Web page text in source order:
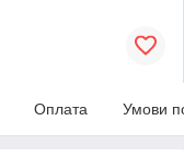
Оплата Умови